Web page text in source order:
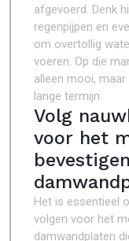
afgevoerd. Denk
regenpijpen en
om overtollig
voeren. Op die
alleen mooi,
lange termijn.
Volg
voor het
Het is essentieel
volgen voor het
damwandplaten